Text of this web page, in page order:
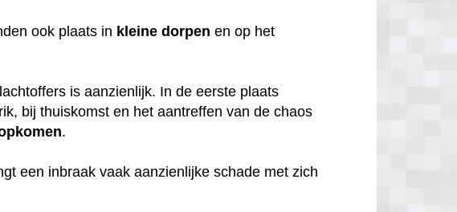
ook plaats in kleine dorpen en op het
is aanzienlijk. In de eerste plaats
bij thuiskomst en het aantreffen van de chaos
.
een inbraak vaak aanzienlijke schade met zich